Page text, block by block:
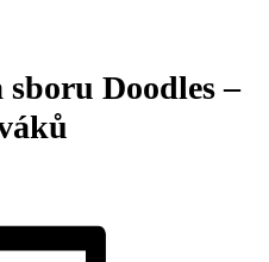
Doodles –